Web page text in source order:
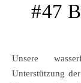
#47
Unsere wasserführenden Großfahrzeuge fuhren zur
Unterstützung